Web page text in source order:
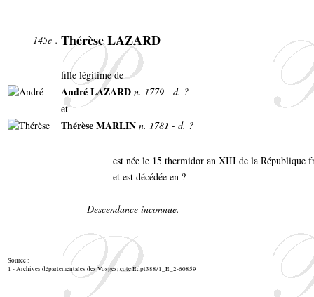
145e-. Thérèse LAZARD
fille légitime de
André LAZARD n. 1779 - d. ?
et
Thérèse MARLIN n. 1781 - d. ?
est née le 15 thermidor an XIII de la République
et est décédée en ?
Descendance inconnue.
Source :
1 - Archives départementales des Vosges, cote Edpt388/1_E_2-60859